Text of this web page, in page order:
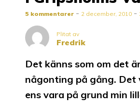
5 kommentarer 2 december, 2010
Plitat av
Fredrik
Det känns som om det
någonting på gång. Det
ens vara på grund min